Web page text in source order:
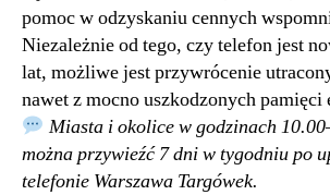
pomoc w odzyskaniu cennych
Niezależnie od tego, czy telefon jest
lat, możliwe jest przywrócenie
nawet z mocno uszkodzonych
Miasta i okolice w godzinach
można przywieźć 7 dni w tygodniu po
telefonie Warszawa Targówek.